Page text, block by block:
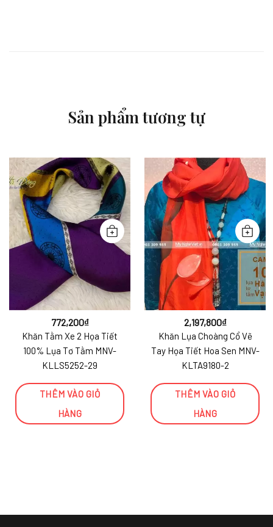
Sản phẩm tương tự
772,200₫
Khăn Tằm Xe 2 Họa Tiết
100% Lụa Tơ Tằm MNV-
KLLS5252-29
THÊM VÀO GIỎ
HÀNG
2,197,800₫
Khăn Lụa Choàng Cổ Vẽ
Tay Họa Tiết Hoa Sen MNV-
KLTA9180-2
THÊM VÀO GIỎ
HÀNG